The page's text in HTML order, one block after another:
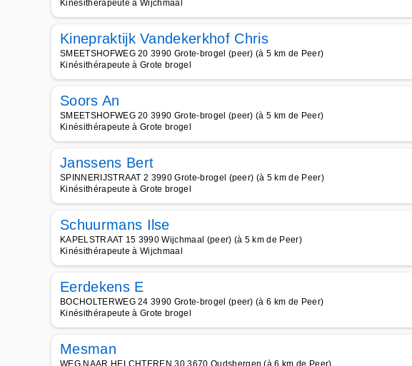
Kinésithérapeute à Wijchmaal
Kinepraktijk Vandekerkhof Chris
SMEETSHOFWEG 20 3990 Grote-brogel (peer) (à 5 km de Peer)
Kinésithérapeute à Grote brogel
Soors An
SMEETSHOFWEG 20 3990 Grote-brogel (peer) (à 5 km de Peer)
Kinésithérapeute à Grote brogel
Janssens Bert
SPINNERIJSTRAAT 2 3990 Grote-brogel (peer) (à 5 km de Peer)
Kinésithérapeute à Grote brogel
Schuurmans Ilse
KAPELSTRAAT 15 3990 Wijchmaal (peer) (à 5 km de Peer)
Kinésithérapeute à Wijchmaal
Eerdekens E
BOCHOLTERWEG 24 3990 Grote-brogel (peer) (à 6 km de Peer)
Kinésithérapeute à Grote brogel
Mesman
WEG NAAR HELCHTEREN 30 3670 Oudsbergen (à 6 km de Peer)